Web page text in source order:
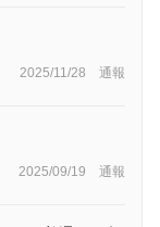
2025/11/28 通報
2025/09/19 通報